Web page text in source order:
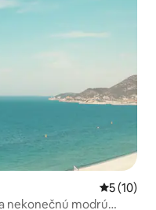
5 (10)
nekonečnú modrú